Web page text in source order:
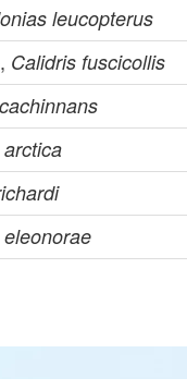
leucopterus
Calidris fuscicollis